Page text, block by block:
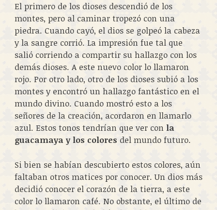
El primero de los dioses descendió de los
montes, pero al caminar tropezó con una
piedra. Cuando cayó, el dios se golpeó la cabeza
y la sangre corrió. La impresión fue tal que
salió corriendo a compartir su hallazgo con los
demás dioses. A este nuevo color lo llamaron
rojo. Por otro lado, otro de los dioses subió a los
montes y encontró un hallazgo fantástico en el
mundo divino. Cuando mostró esto a los
señores de la creación, acordaron en llamarlo
azul. Estos tonos tendrían que ver con la
guacamaya y los colores del mundo futuro.
Si bien se habían descubierto estos colores, aún
faltaban otros matices por conocer. Un dios más
decidió conocer el corazón de la tierra, a este
color lo llamaron café. No obstante, el último de